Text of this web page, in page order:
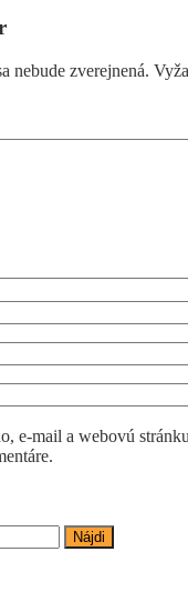
nebude zverejnená.
e-mail a webovú